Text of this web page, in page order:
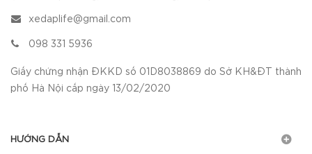
xedaplife@gmail.com
098 331 5936
Giấy chứng nhận ĐKKD số 01D8038869 do Sở KH&ĐT thành
phố Hà Nội cấp ngày 13/02/2020
HƯỚNG DẪN